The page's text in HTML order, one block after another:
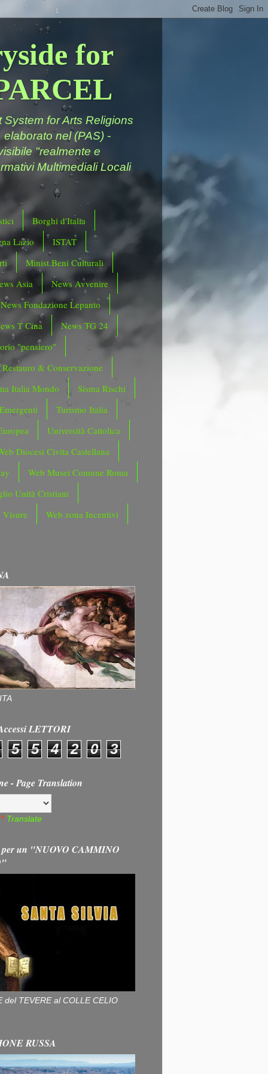
for
for Arts Religions
nel (PAS) -
"realmente e
Multimediali Locali
Borghi d'Italia
Lazio
ISTAT
Minist.Beni Culturali
Asia
News Avvenire
News Fondazione Lepanto
T Cina
News TG 24
"pensiero"
Restauro & Conservazione
Italia Mondo
Sisma Rischi
Turismo Italia
Università Cattolica
Diocesi Civita Castellana
Web Musei Comune Roma
Unità Cristiani
Visure
Web zona Incentivi
LETTORI
5 5 4 2 0 3
- Page Translation
Translate
per un "NUOVO CAMMINO
del TEVERE al COLLE CELIO
RUSSA